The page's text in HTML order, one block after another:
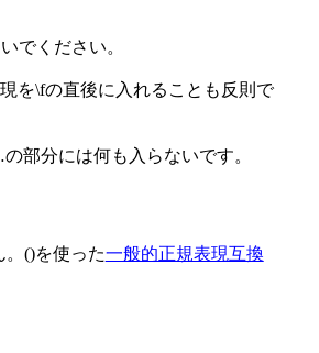
でください。
を\fの直後に入れることも反則で
部分には何も入らないです。
()を使った一般的正規表現互換